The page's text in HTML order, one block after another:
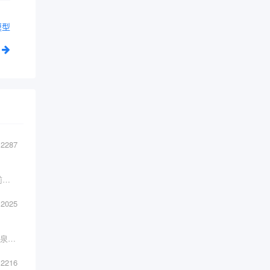
一 概述数据的重要性我们发现自己正处于一场前所未有的数据革命之中。我们采取的每一个行动，我们进行的每一笔交易，以及我们的每一次互动都会产生数据。
在当今数据驱动的社会中，数据不仅是力量的源泉，而且是推动业务成功、为决策提供信息并释放新机遇的重要资产。